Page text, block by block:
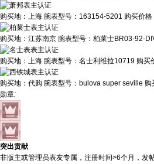
购买地： 上海 腕表型号： 163154-5201 购买价格
购买地： 江苏南京 腕表型号： 柏莱士BR03-92-
购买地： 上海 腕表型号： 名士利维拉10719 购买
购买地： 代购 腕表型号： bulova super seville 购
勋章:
突出贡献
非版主或管理员表友专属，注册时间>6个月，发